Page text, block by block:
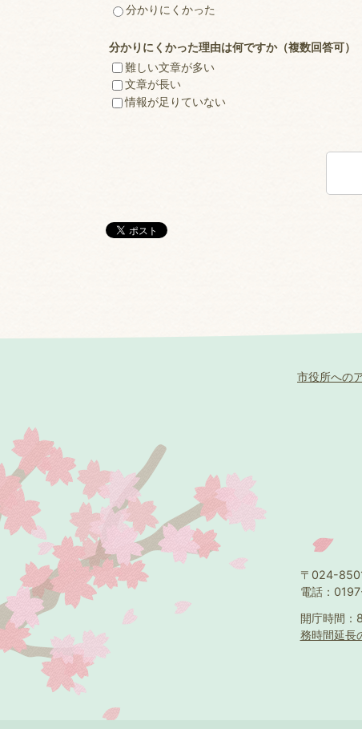
分かりにくかった
分かりにくかった理由は何ですか（複数回答可）
難しい文章が多い
文章が長い
情報が足りていない
市役所への
〒024-
電話：
開庁時間
務時間延長